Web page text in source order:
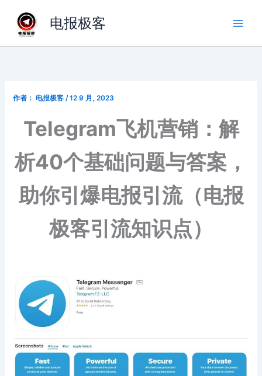
容
电报极客
作者： 电报极客/12 9 月, 2023
Telegram飞机营销：解
析40个基础问题与答案，
助你引爆电报引流（电报
极客引流知识点）